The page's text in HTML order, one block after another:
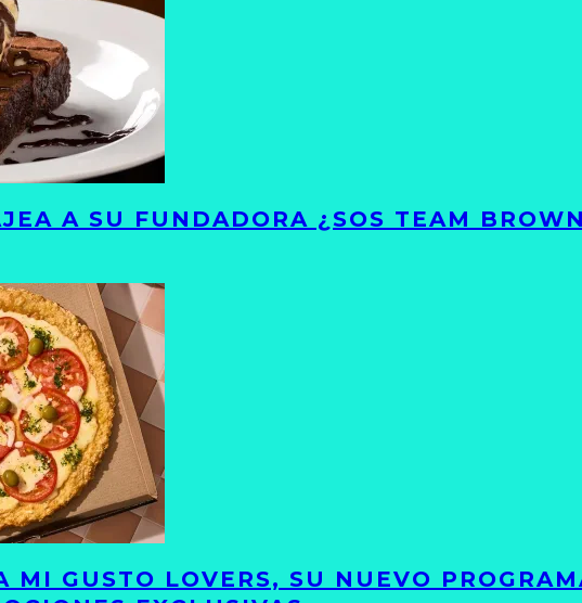
A SU FUNDADORA ¿SOS TEAM
MI GUSTO LOVERS, SU NUEVO